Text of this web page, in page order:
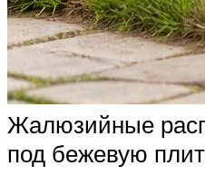
Жалюзийные
под бежевую